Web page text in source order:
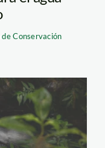
Conservación